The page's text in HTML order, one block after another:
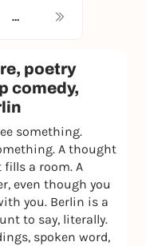
…
poetry
comedy,
something.
A thought
a room. A
even though you
you. Berlin is a
to say, literally.
spoken word,